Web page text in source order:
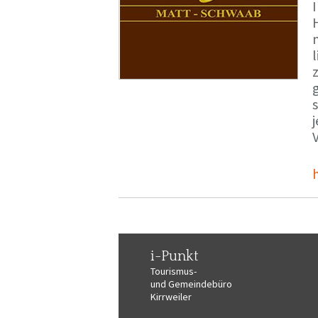
i-Punkt
Tourismus-
und Gemeindebüro
Kirrweiler